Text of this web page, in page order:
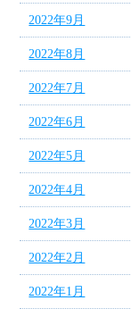
2022年9月
2022年8月
2022年7月
2022年6月
2022年5月
2022年4月
2022年3月
2022年2月
2022年1月